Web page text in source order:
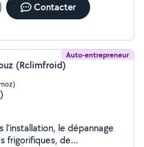
Contacter
Auto-entrepreneur
(Rclimfroid)
l'installation, le dépannage
frigorifiques, de